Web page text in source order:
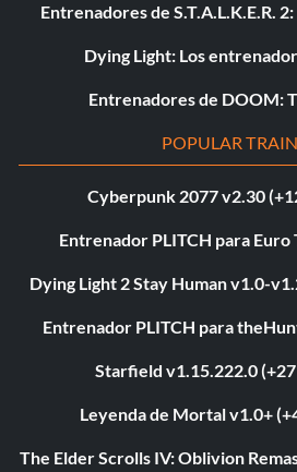
Entrenadores de S.T.A.L.K.E.R.
Dying Light: Los
Entrenadores de DOOM:
POPULAR
Cyberpunk 2077 v2.30
Entrenador PLITCH para
Dying Light 2 Stay Human v1.0-
Entrenador PLITCH para
Starfield v1.15.222.0
Leyenda de Mortal v1.0+
The Elder Scrolls IV: Oblivion